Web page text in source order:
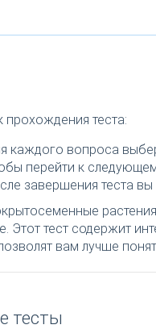
прохождения теста:
каждого вопроса
перейти к
завершения теста
Этот тест содержит
вам лучше
тесты